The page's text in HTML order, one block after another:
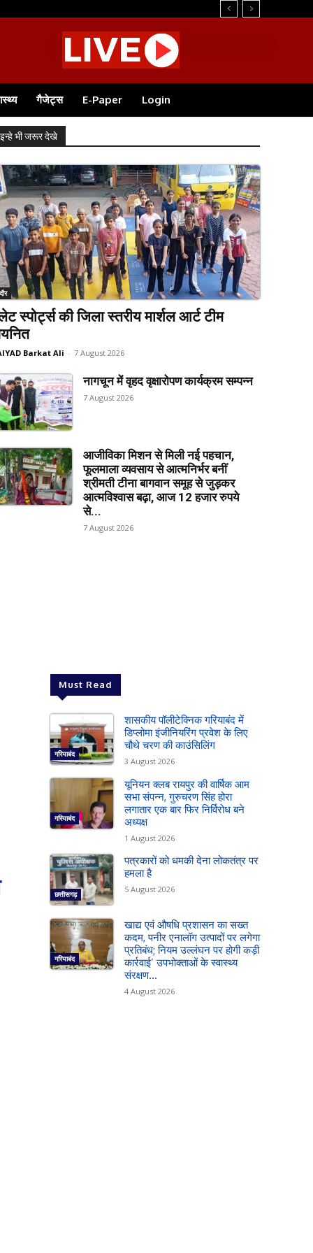
गैजेट्स E-Paper Login
इन्हे भी जरूर देखे
स्पोर्ट्स की जिला स्तरीय मार्शल आर्ट टीम
Barkat Ali - 7 August 2026
नागचून में वृहद वृक्षारोपण कार्यक्रम सम्पन्न
7 August 2026
आजीविका मिशन से मिली नई पहचान,
फूलमाला व्यवसाय से आत्मनिर्भर बनीं
श्रीमती टीना बागवान समूह से जुड़कर
आत्मविश्वास बढ़ा, आज 12 हजार रुपये
से...
7 August 2026
Must Read
गरियाबंद
शासकीय पॉलीटेक्निक गरियाबंद में
डिप्लोमा इंजीनियरिंग प्रवेश के लिए
चौथे चरण की काउंसिलिंग
3 August 2026
गरियाबंद
यूनियन क्लब रायपुर की वार्षिक आम
सभा संपन्न, गुरुचरण सिंह होरा
लगातार एक बार फिर निर्विरोध बने
अध्यक्ष
1 August 2026
छत्तीसगढ़
पत्रकारों को धमकी देना लोकतंत्र पर
हमला है
5 August 2026
गरियाबंद
खाद्य एवं औषधि प्रशासन का सख्त
कदम, पनीर एनालॉग उत्पादों पर लगेगा
प्रतिबंध; नियम उल्लंघन पर होगी कड़ी
कार्रवाई’ उपभोक्ताओं के स्वास्थ्य
संरक्षण...
4 August 2026